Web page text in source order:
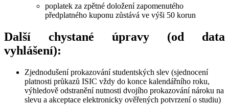
poplatek za zpětné doložení zapomenutého
předplatného kuponu zůstává ve výši 50 korun
Další chystané úpravy (od data
vyhlášení):
Zjednodušení prokazování studentských slev (sjednocení
platnosti průkazů ISIC vždy do konce kalendářního roku,
výhledově odstranění nutnosti dvojího prokazování nároku na
slevu a akceptace elektronicky ověřených potvrzení o studiu)